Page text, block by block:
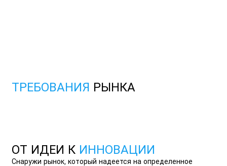
ТРЕБОВАНИЯ РЫНКА
ОТ ИДЕИ К ИННОВАЦИИ
Снаружи рынок, который надеется на определенное